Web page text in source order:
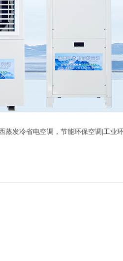
蒸发冷省电空调，节能环保空调|工业